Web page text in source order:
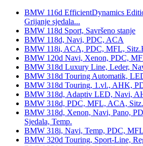
BMW 116d EfficientDynamics
Grijanje sjedala...
BMW 118d Sport, Savršeno stanje
BMW 118d, Navi, PDC, ACA
BMW 118i, ACA, PDC, MFL,
BMW 120d Navi, Xenon, PDC,
BMW 318d Luxury Line, Leder,
BMW 318d Touring Automatik,
BMW 318d Touring, 1.vl., AHK,
BMW 318d, Adaptiv LED, Navi,
BMW 318d, PDC, MFL, ACA,
BMW 318d, Xenon, Navi, Pano,
Sjedala, Temp.
BMW 318i, Navi, Temp, PDC, MFL
BMW 320d Touring, Sport-Line,